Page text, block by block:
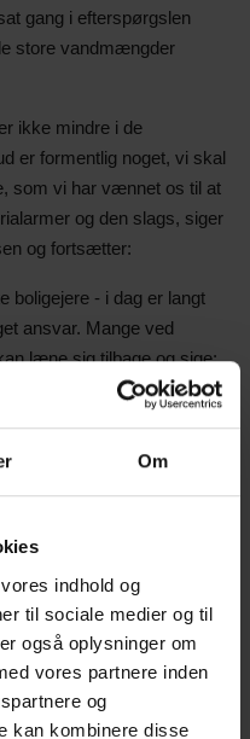
Om
indhold og
til sociale medier og til
også oplysninger om
vores partnere inden
og
kan kombinere disse
gang i efterspørgslen
store vandmængder
ikke mindre i de
er formentlig noget, vi skal
som vi har vænnet os til at
og den slags, siger
og fortsætter:
boligejere - i dag er langt
ansvar. Mange ved
læne sig tilbage og sige:
er kommet en erkendelse
nej til en opgave end at
blandt andet
og
og